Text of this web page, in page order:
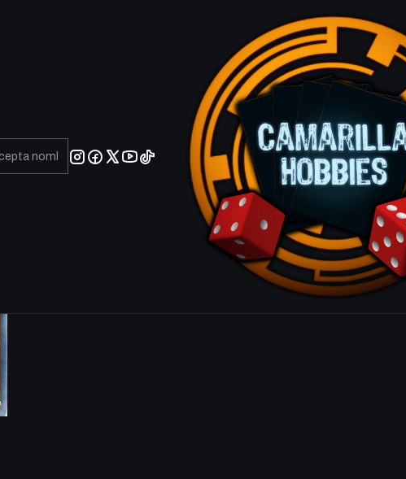
EN013
IDIOMA
Ingles
Mostrar stock
COMPARTIR ESTE